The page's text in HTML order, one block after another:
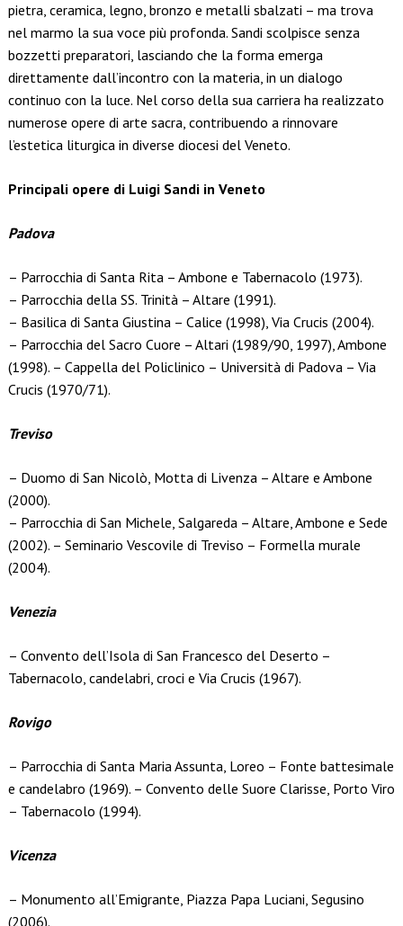
pietra, ceramica, legno, bronzo e metalli sbalzati – ma trova
nel marmo la sua voce più profonda. Sandi scolpisce senza
bozzetti preparatori, lasciando che la forma emerga
direttamente dall’incontro con la materia, in un dialogo
continuo con la luce. Nel corso della sua carriera ha realizzato
numerose opere di arte sacra, contribuendo a rinnovare
l’estetica liturgica in diverse diocesi del Veneto.
Principali opere di Luigi Sandi in Veneto
Padova
– Parrocchia di Santa Rita – Ambone e Tabernacolo (1973).
– Parrocchia della SS. Trinità – Altare (1991).
– Basilica di Santa Giustina – Calice (1998), Via Crucis (2004).
– Parrocchia del Sacro Cuore – Altari (1989/90, 1997), Ambone
(1998). – Cappella del Policlinico – Università di Padova – Via
Crucis (1970/71).
Treviso
– Duomo di San Nicolò, Motta di Livenza – Altare e Ambone
(2000).
– Parrocchia di San Michele, Salgareda – Altare, Ambone e Sede
(2002). – Seminario Vescovile di Treviso – Formella murale
(2004).
Venezia
– Convento dell’Isola di San Francesco del Deserto –
Tabernacolo, candelabri, croci e Via Crucis (1967).
Rovigo
– Parrocchia di Santa Maria Assunta, Loreo – Fonte battesimale
e candelabro (1969). – Convento delle Suore Clarisse, Porto Viro
– Tabernacolo (1994).
Vicenza
– Monumento all’Emigrante, Piazza Papa Luciani, Segusino
(2006).